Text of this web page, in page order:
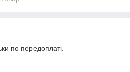
по передоплаті.